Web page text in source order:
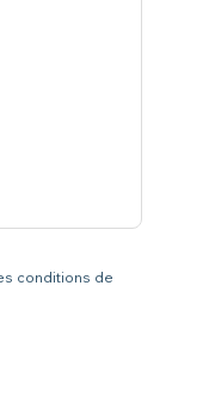
conditions de